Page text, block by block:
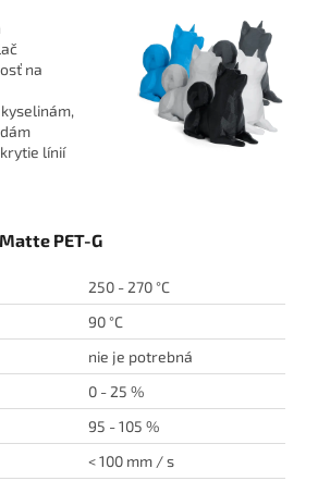
na
línií
PET-G
250 - 270 °C
90 °C
nie je potrebná
0 - 25 %
95 - 105 %
< 100 mm / s